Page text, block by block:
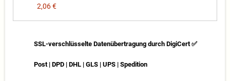
2,06 €
SSL-verschlüsselte Datenübertragung durch DigiCert ✅
Post | DPD | DHL | GLS | UPS | Spedition